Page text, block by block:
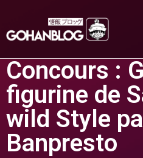
Concours :
figurine de
wild Style
Banpresto